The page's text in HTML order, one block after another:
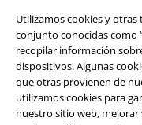
Utilizamos cookies y
conjunto conocidas como
recopilar información
dispositivos. Algunas
que otras provienen de
utilizamos cookies para
nuestro sitio web,